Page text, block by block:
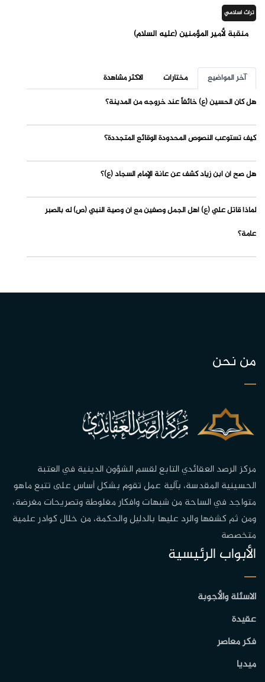
تراث اسلامي
منقبة لأمير المؤمنين (عليه السلام)
آخر المواضيع مختارات
الاكثر مشاهدة
هل كان الحسين (ع) خائفاً عند خروجه من المدينة؟
كيف تستوعب النصوص المحدودة الوقائع المتجددة؟
هل صح أن ابن زياد كشف عن عانة الإمام السجاد (ع)؟
لماذا قاتل علي (ع) أهل الجمل وصفين مع أن وصية النبي (ص) له بالصبر
عامة؟
من نحن
مركز الرصد العقائدي التابع لقسم الشؤون الدينية في العتبة
الحسينية المقدسة، بآلية عمل تقوم بشكل أساس على تتبع ماهو
متواجد في الساحة من شبهات وافكار مغلوطة وتصريحات مغرضة،
ومن ثم كشفها والرد عليها بالدليل والحكمة، من خلال كوادر علمية
متخصصة
الأبواب الرئيسية
الاسئلة والأجوبة
عقيدة
فكر معاصر
ميديا